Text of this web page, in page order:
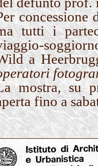
tutti i
a
mostra, su
fino a